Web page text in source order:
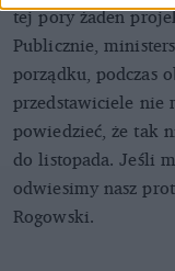
tej pory żaden
Publicznie,
porządku, podczas
przedstawiciele nie
powiedzieć, że tak
do listopada. Jeśli
odwiesimy nasz
Rogowski.